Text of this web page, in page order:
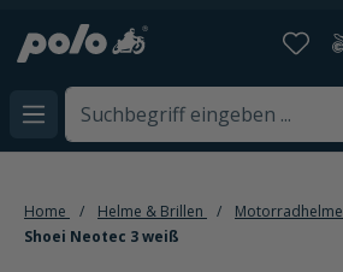
springen
Home Helme & Brillen Motorradhelme
Shoei Neotec 3 weiß